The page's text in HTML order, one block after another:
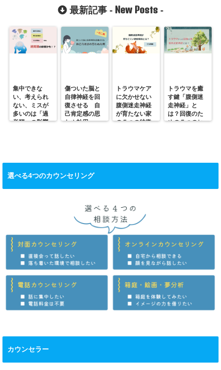
まっているの
です
最新記事 - New Posts -
集中できな
い、考えられ
ない、ミスが
多いのは「過
覚醒」の影響
傷ついた脳と
自律神経を回
復させる 自
己肯定感の思
わぬ効用
トラウマケア
に欠かせない
腹側迷走神経
が育たない家
の５つの特徴
トラウマを癒
す鍵「腹側迷
走神経」と
は？回復のた
めの５つのヒ
選べる4つのカウンセリング
カウンセラー